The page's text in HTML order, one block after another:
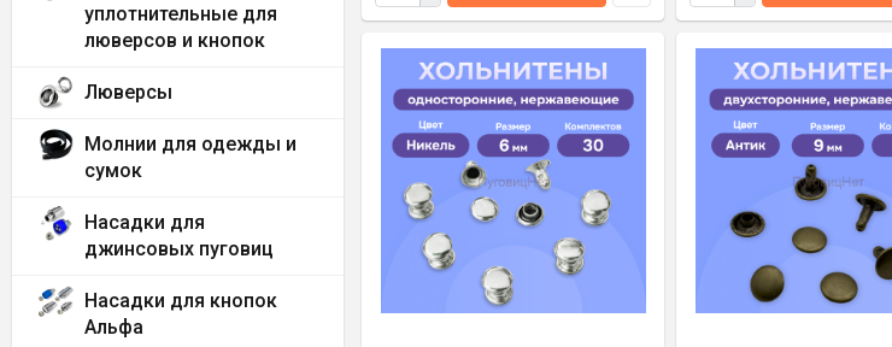
уплотнительные для
люверсов и кнопок
Люверсы
Молнии для одежды и
сумок
Насадки для
джинсовых пуговиц
Насадки для кнопок
Альфа